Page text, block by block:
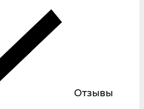
Отзывы